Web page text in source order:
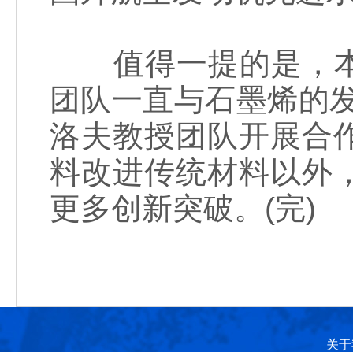
值得一提的是，本
团队一直与石墨烯的
洛夫教授团队开展合
料改进传统材料以外
更多创新突破。(完)
关